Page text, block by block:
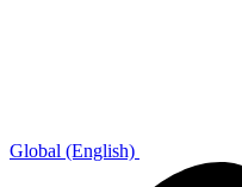
Global (English)